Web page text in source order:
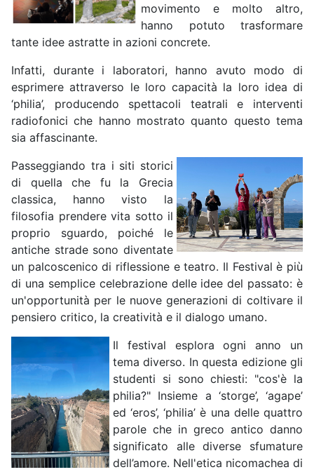
movimento e molto altro,
hanno potuto trasformare
tante idee astratte in azioni concrete.
Infatti, durante i laboratori, hanno avuto modo di
esprimere attraverso le loro capacità la loro idea di
‘philia’, producendo spettacoli teatrali e interventi
radiofonici che hanno mostrato quanto questo tema
sia affascinante.
Passeggiando tra i siti storici
di quella che fu la Grecia
classica, hanno visto la
filosofia prendere vita sotto il
proprio sguardo, poiché le
antiche strade sono diventate
un palcoscenico di riflessione e teatro. Il Festival è più
di una semplice celebrazione delle idee del passato: è
un'opportunità per le nuove generazioni di coltivare il
pensiero critico, la creatività e il dialogo umano.
Il festival esplora ogni anno un
tema diverso. In questa edizione gli
studenti si sono chiesti: "cos'è la
philia?" Insieme a ‘storge’, ‘agape’
ed ‘eros’, ‘philia’ è una delle quattro
parole che in greco antico danno
significato alle diverse sfumature
dell’amore. Nell'etica nicomachea di